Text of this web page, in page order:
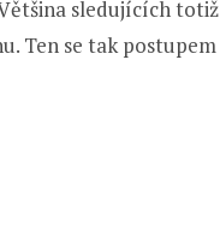
sledujících totiž
Ten se tak postupem